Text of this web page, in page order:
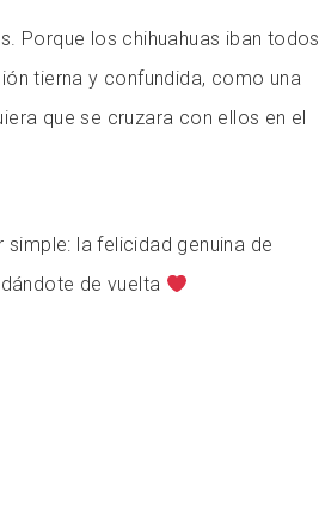
Porque los chihuahuas iban todos
tierna y confundida, como una
que se cruzara con ellos en el
la felicidad genuina de
de vuelta